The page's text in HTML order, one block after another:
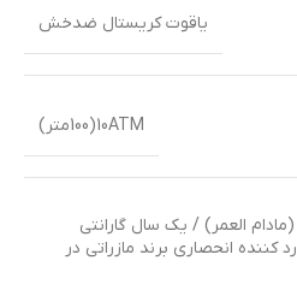
یاقوت کریستال ضدخش
10ATM(100متر)
العمر) / یک سال گارانتی
کننده انحصاری برند مازراتی در